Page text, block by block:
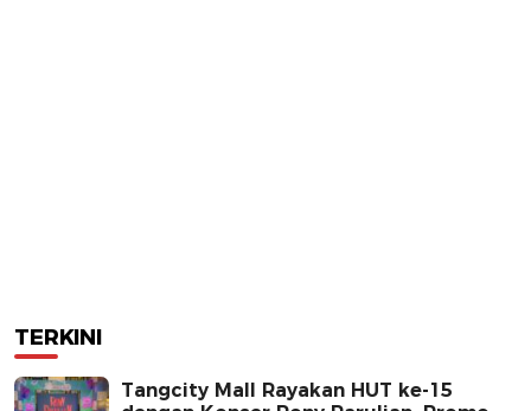
TERKINI
Tangcity Mall Rayakan HUT ke-15